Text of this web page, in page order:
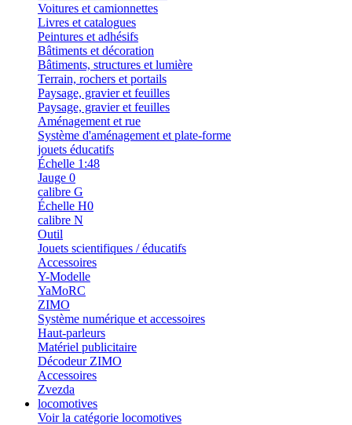
Voitures et camionnettes
Livres et catalogues
Peintures et adhésifs
Bâtiments et décoration
Bâtiments, structures et lumière
Terrain, rochers et portails
Paysage, gravier et feuilles
Paysage, gravier et feuilles
Aménagement et rue
Système d'aménagement et plate-forme
jouets éducatifs
Échelle 1:48
Jauge 0
calibre G
Échelle H0
calibre N
Outil
Jouets scientifiques / éducatifs
Accessoires
Y-Modelle
YaMoRC
ZIMO
Système numérique et accessoires
Haut-parleurs
Matériel publicitaire
Décodeur ZIMO
Accessoires
Zvezda
locomotives
Voir la catégorie locomotives